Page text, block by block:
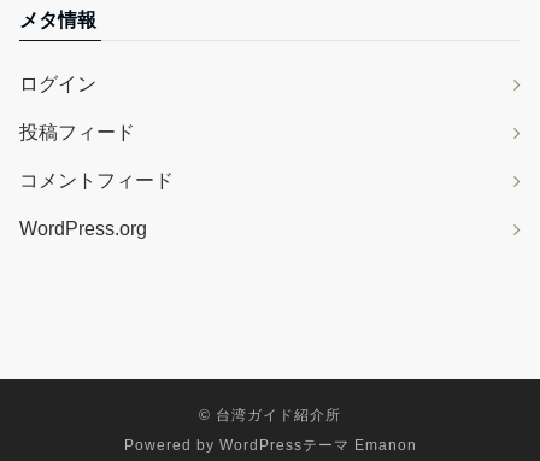
メタ情報
ログイン
投稿フィード
コメントフィード
WordPress.org
© 台湾ガイド紹介所
Powered by WordPressテーマ Emanon